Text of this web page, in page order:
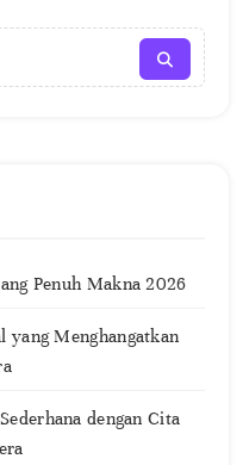
Penuh Makna 2026
yang Menghangatkan
dengan Cita